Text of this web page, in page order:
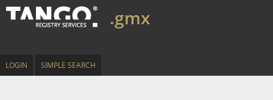
.gmx
LOGIN SIMPLE SEARCH